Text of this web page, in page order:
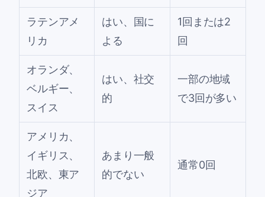
ラテンアメ
リカ
はい、国に
よる
1回または2
回
オランダ、
ベルギー、
スイス
はい、社交
的
一部の地域
で3回が多い
アメリカ、
イギリス、
北欧、東ア
ジア
あまり一般
的でない
通常0回